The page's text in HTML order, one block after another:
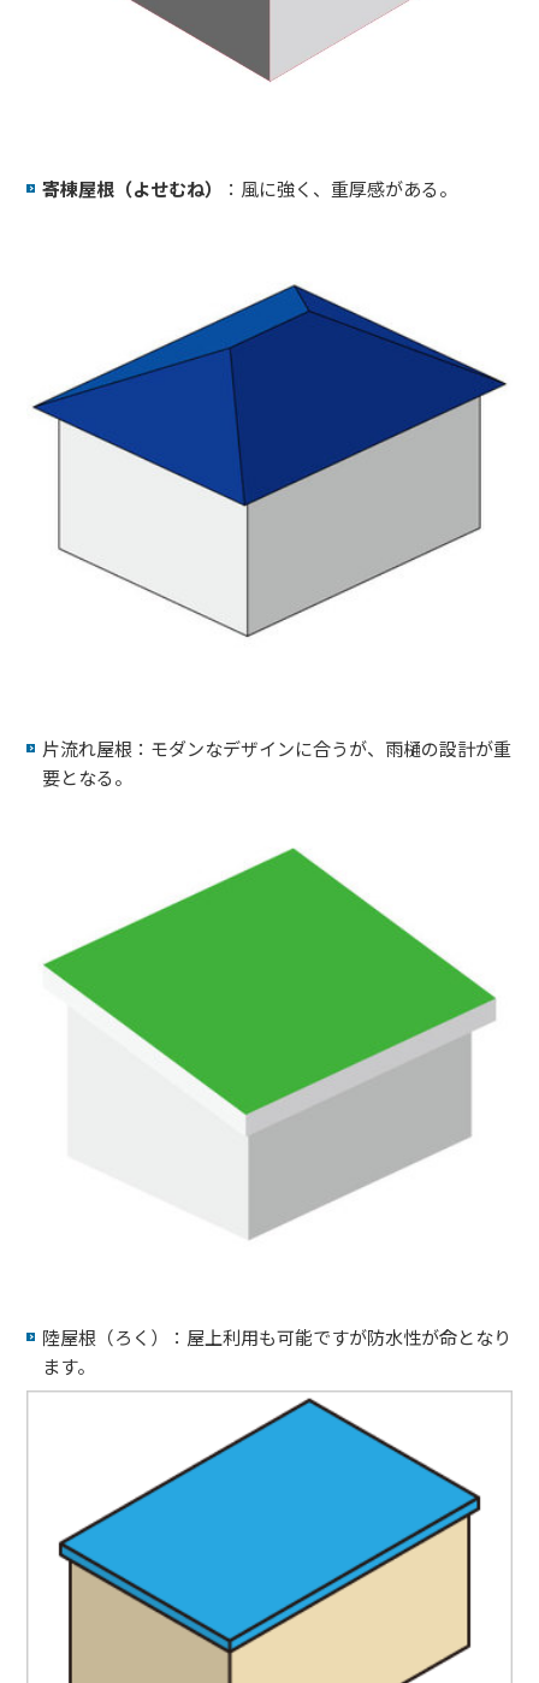
寄棟屋根（よせむね） ：風に強く、重厚感がある。
片流れ屋根：モダンなデザインに合うが、雨樋の設計が重
要となる。
陸屋根（ろく）：屋上利用も可能ですが防水性が命となり
ます。